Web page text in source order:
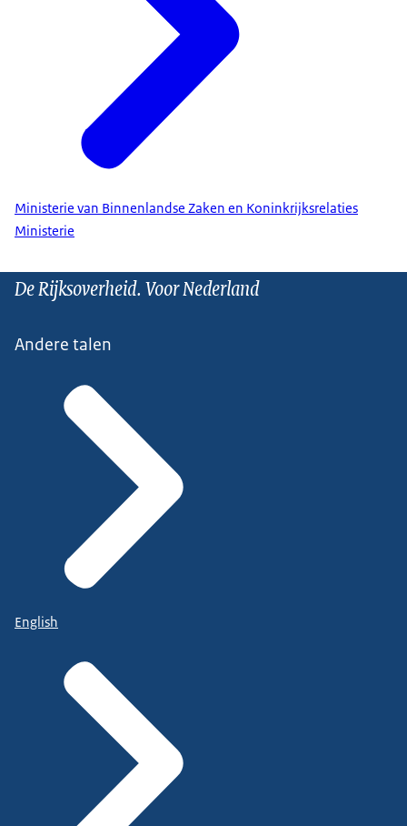
Ministerie van Binnenlandse Zaken en Koninkrijksrelaties
Ministerie
De Rijksoverheid. Voor Nederland
Andere talen
English